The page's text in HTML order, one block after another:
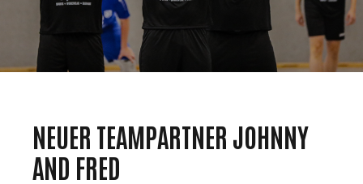
NEUER TEAMPARTNER JOHNNY
AND FRED